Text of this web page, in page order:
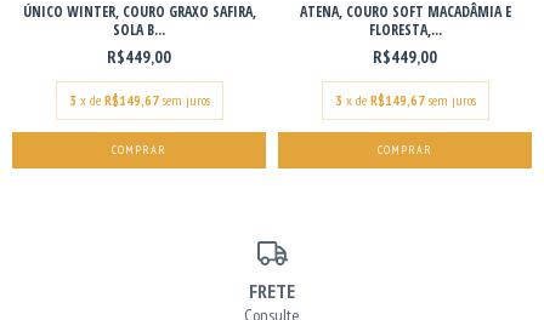
ÚNICO WINTER, COURO GRAXO SAFIRA,
SOLA B...
R$449,00
3 x de R$149,67 sem juros
COMPRAR
ATENA, COURO SOFT MACADÂMIA E
FLORESTA,...
R$449,00
3 x de R$149,67 sem juros
COMPRAR
FRETE
Consulte